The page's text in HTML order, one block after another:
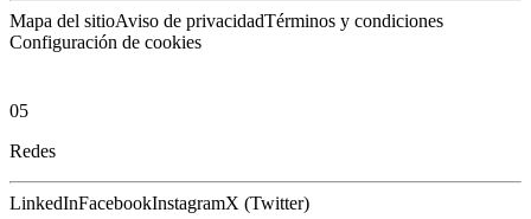
Mapa del sitioAviso de privacidadTérminos y condiciones
Configuración de cookies
05
Redes
LinkedInFacebookInstagramX (Twitter)